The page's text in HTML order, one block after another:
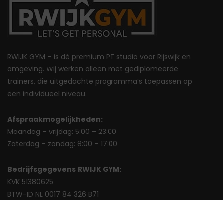
RWIJK GYM – is dé premium PT studio voor Rijswijk en
omgeving. Wij werken alleen met gediplomeerde
trainers, die uitgedachte programma’s toepassen op
een individueel niveau.
Afspraakmogelijkheden:
Maandag – vrijdag: 5:00 – 23:00
Zaterdag – zondag: 8:00 – 17:00
Bedrijfsgegevens RWIJK GYM:
KVK 51380625
BTW-ID NL 0017 84 326 B71